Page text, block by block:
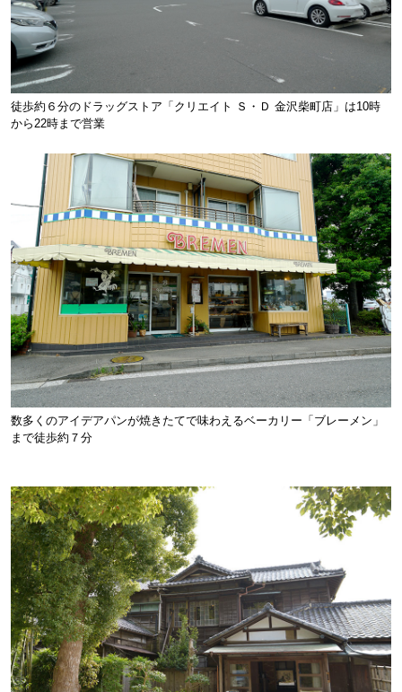
徒歩約６分のドラッグストア「クリエイト Ｓ・Ｄ 金沢柴町店」は10時
から22時まで営業
数多くのアイデアパンが焼きたてで味わえるベーカリー「ブレーメン」
まで徒歩約７分